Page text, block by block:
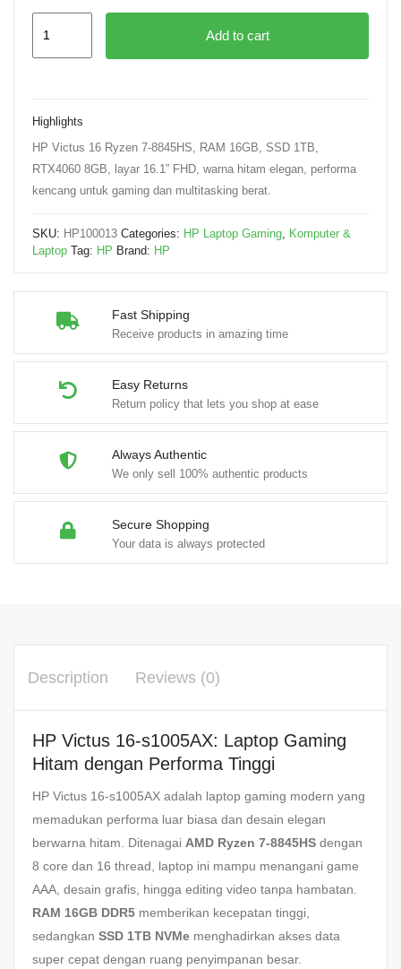
Fast Shipping
Receive products in amazing time
Easy Returns
Return policy that lets you shop at ease
Always Authentic
We only sell 100% authentic products
Secure Shopping
Your data is always protected
Add to cart
Highlights
HP Victus 16 Ryzen 7-8845HS, RAM 16GB, SSD 1TB,
RTX4060 8GB, layar 16.1” FHD, warna hitam elegan, performa
kencang untuk gaming dan multitasking berat.
SKU: HP100013 Categories: HP Laptop Gaming
Komputer &
Laptop Tag: HP Brand: HP
Description Reviews (0)
HP Victus 16-s1005AX: Laptop Gaming
Hitam dengan Performa Tinggi
HP Victus 16-s1005AX adalah laptop gaming modern yang
memadukan performa luar biasa dan desain elegan
berwarna hitam. Ditenagai AMD Ryzen 7-8845HS dengan
8 core dan 16 thread, laptop ini mampu menangani game
AAA, desain grafis, hingga editing video tanpa hambatan.
RAM 16GB DDR5 memberikan kecepatan tinggi,
sedangkan SSD 1TB NVMe menghadirkan akses data
super cepat dengan ruang penyimpanan besar.